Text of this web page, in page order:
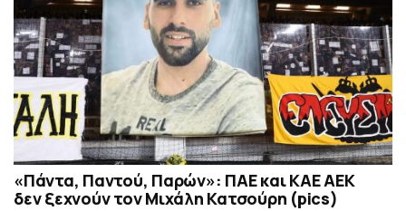
«Πάντα, Παντού, Παρών»: ΠΑΕ και ΚΑΕ ΑΕΚ
δεν ξεχνούν τον Μιχάλη Κατσούρη (pics)